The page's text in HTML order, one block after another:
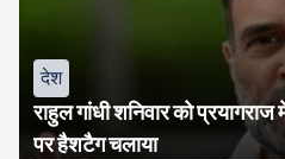
देश
राहुल गांधी शनिवार को
पर हैशटैग चलाया